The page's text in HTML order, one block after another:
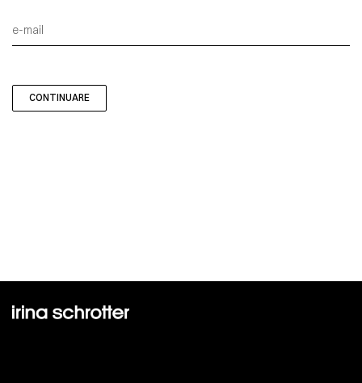
CONTINUARE